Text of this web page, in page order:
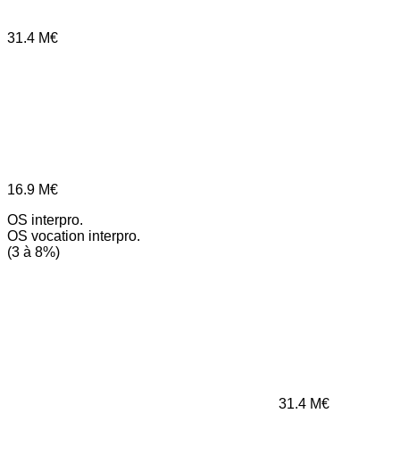
31.4 M€
16.9 M€
OS interpro.
OS vocation interpro.
(3 à 8%)
31.4 M€